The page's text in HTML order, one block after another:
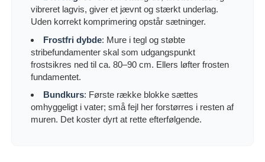
vibreret lagvis, giver et jævnt og stærkt underlag.
Uden korrekt komprimering opstår sætninger.
Frostfri dybde: Mure i tegl og støbte
stribefundamenter skal som udgangspunkt
frostsikres ned til ca. 80–90 cm. Ellers løfter frosten
fundamentet.
Bundkurs: Første række blokke sættes
omhyggeligt i vater; små fejl her forstørres i resten af
muren. Det koster dyrt at rette efterfølgende.